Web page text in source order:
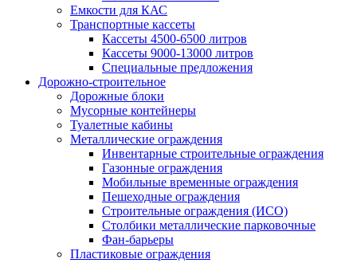
Емкости для КАС
Транспортные кассеты
Кассеты 4500-6500 литров
Кассеты 9000-13000 литров
Специальные предложения
Дорожно-строительное
Дорожные блоки
Мусорные контейнеры
Туалетные кабины
Металлические ограждения
Инвентарные строительные ограждения
Газонные ограждения
Мобильные временные ограждения
Пешеходные ограждения
Строительные ограждения (ИСО)
Столбики металлические парковочные
Фан-барьеры
Пластиковые ограждения